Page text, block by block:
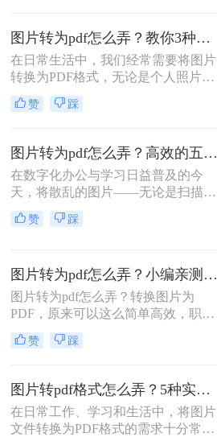
择高效、安全且无需付费的方法？本
文将基于实际使用经验，为您梳理7
种照片如何转成PDF格式的实用方
方式，帮助您根据场景灵活选用。
图片转为pdf怎么弄？教你3种常用转换方法！
在日常生活中，我们经常需要将图片
转换为PDF格式，无论是个人照片管
理、证件扫描，还是商业和行政领域
的文档整理、合同协议，这种转换都
全性。那么图片转为pdf怎么弄呢？本
文将介绍三种将图片转换为PDF的方
法。
赞 踩
图片转为pdf怎么弄？高效的五大方法详解！
在数字化办公与学习日益普及的今
天，将散乱的图片——无论是扫描的
文档、手机拍摄的笔记，还是珍贵的
照片——整合成一个统一的PDF文
定、易于传输和打印的优点，成为了
文档分发的标准格式。然而，面对网
络上琳琅满目的工具和方法，许多人
弄呢？
赞 踩
图片转为pdf怎么弄？小编亲测5种实用方法，告别繁琐操作！
图片转为pdf怎么弄？转换图片为
PDF，原来可以这么简单高效，职场
效率提升从此触手可及！“一张图片
秒变PDF文档？是的，你没听错！”作
主，小编深知职场办公人群对高效转
换工具的渴求，今天就分享超实用方
法，帮你轻松解决图片转pdf难题。
赞 踩
图片转pdf格式怎么弄？5种实用的转换方法！
在日常工作、学习和生活中，将图片
文件转换为PDF格式的需求十分常